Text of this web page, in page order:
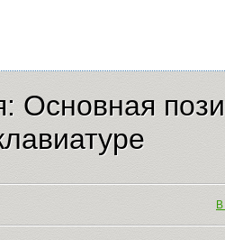
Основная